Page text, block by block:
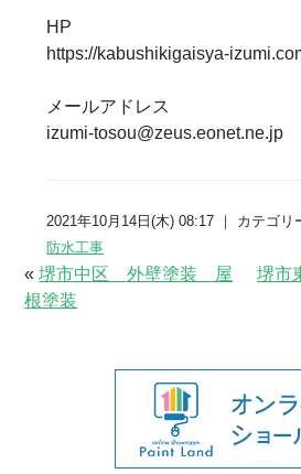
HP
https://kabushikigaisya-
メールアドレス
izumi-tosou@zeus.eonet.ne.jp
2021年10月14日(木) 08:17 ｜ カテゴリ
防水工事
«堺市中区 外壁塗装 屋
根塗装
堺市